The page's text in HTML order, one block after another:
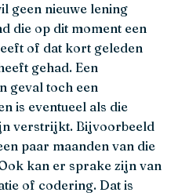
geen nieuwe lening
die op dit moment een
of dat kort geleden
gehad. Een
geval toch een
is eventueel als die
verstrijkt. Bijvoorbeeld
paar maanden van die
kan er sprake zijn van
of codering. Dat is